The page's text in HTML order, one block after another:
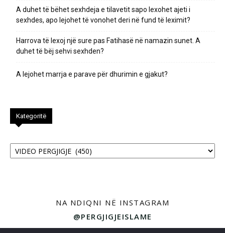
A duhet të bëhet sexhdeja e tilavetit sapo lexohet ajeti i
sexhdes, apo lejohet të vonohet deri në fund të leximit?
Harrova të lexoj një sure pas Fatihasë në namazin sunet. A
duhet të bëj sehvi sexhden?
A lejohet marrja e parave për dhurimin e gjakut?
Kategoritë
Kategoritë
NA NDIQNI NË INSTAGRAM
@PERGJIGJEISLAME